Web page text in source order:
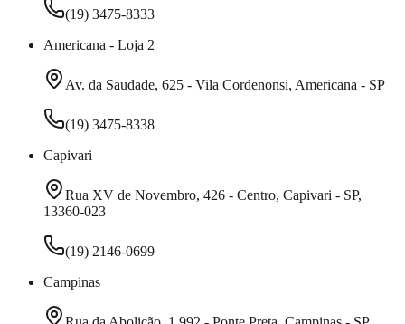
(19) 3475-8333
Americana - Loja 2
Av. da Saudade, 625 - Vila Cordenonsi, Americana - SP
(19) 3475-8338
Capivari
Rua XV de Novembro, 426 - Centro, Capivari - SP,
13360-023
(19) 2146-0699
Campinas